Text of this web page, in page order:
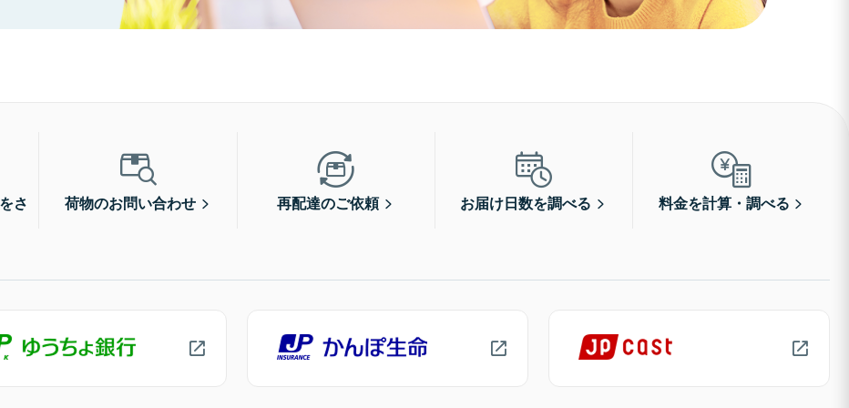
さ
荷物のお問い合わせ 再配達のご依頼 お届け日数を調べる 料金を計算・調べる